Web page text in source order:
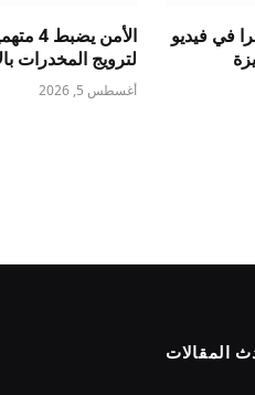
في فيديو
الأمن
لترويج المخدرات
أغسطس 5, 2026
المقالات